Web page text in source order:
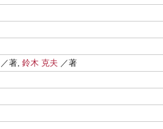
／著, 鈴木 克夫 ／著